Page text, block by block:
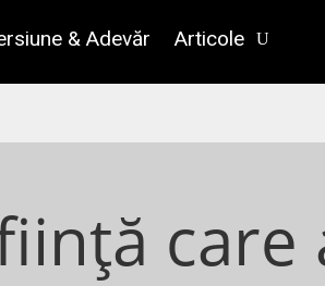
& Adevăr Articole